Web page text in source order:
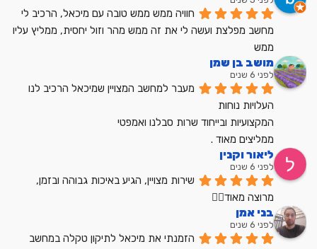
ממש
מושב בן שמן
לפני 6 שנים
מעבר למחשב המצויין שמיכאל הרכיב לנו
העלויות נוחות
המקצועיות ובייחוד שרות סבלנו ואמפטי
ממליצים מאוד .
ליאור וקנין
לפני 6 שנים
מרוצה מאוד👍🏼
בני אמן
לפני 6 שנים